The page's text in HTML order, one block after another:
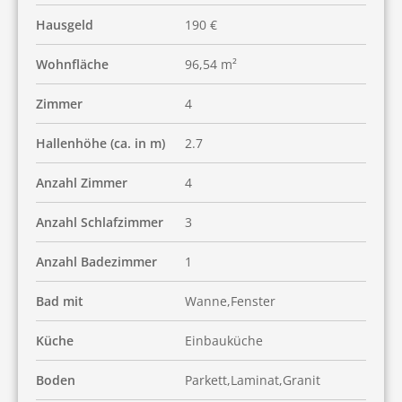
Hausgeld 190 €
Wohnfläche 96,54 m²
Zimmer 4
Hallenhöhe (ca. in m) 2.7
Anzahl Zimmer 4
Anzahl Schlafzimmer 3
Anzahl Badezimmer 1
Bad mit Wanne,Fenster
Küche Einbauküche
Boden Parkett,Laminat,Granit